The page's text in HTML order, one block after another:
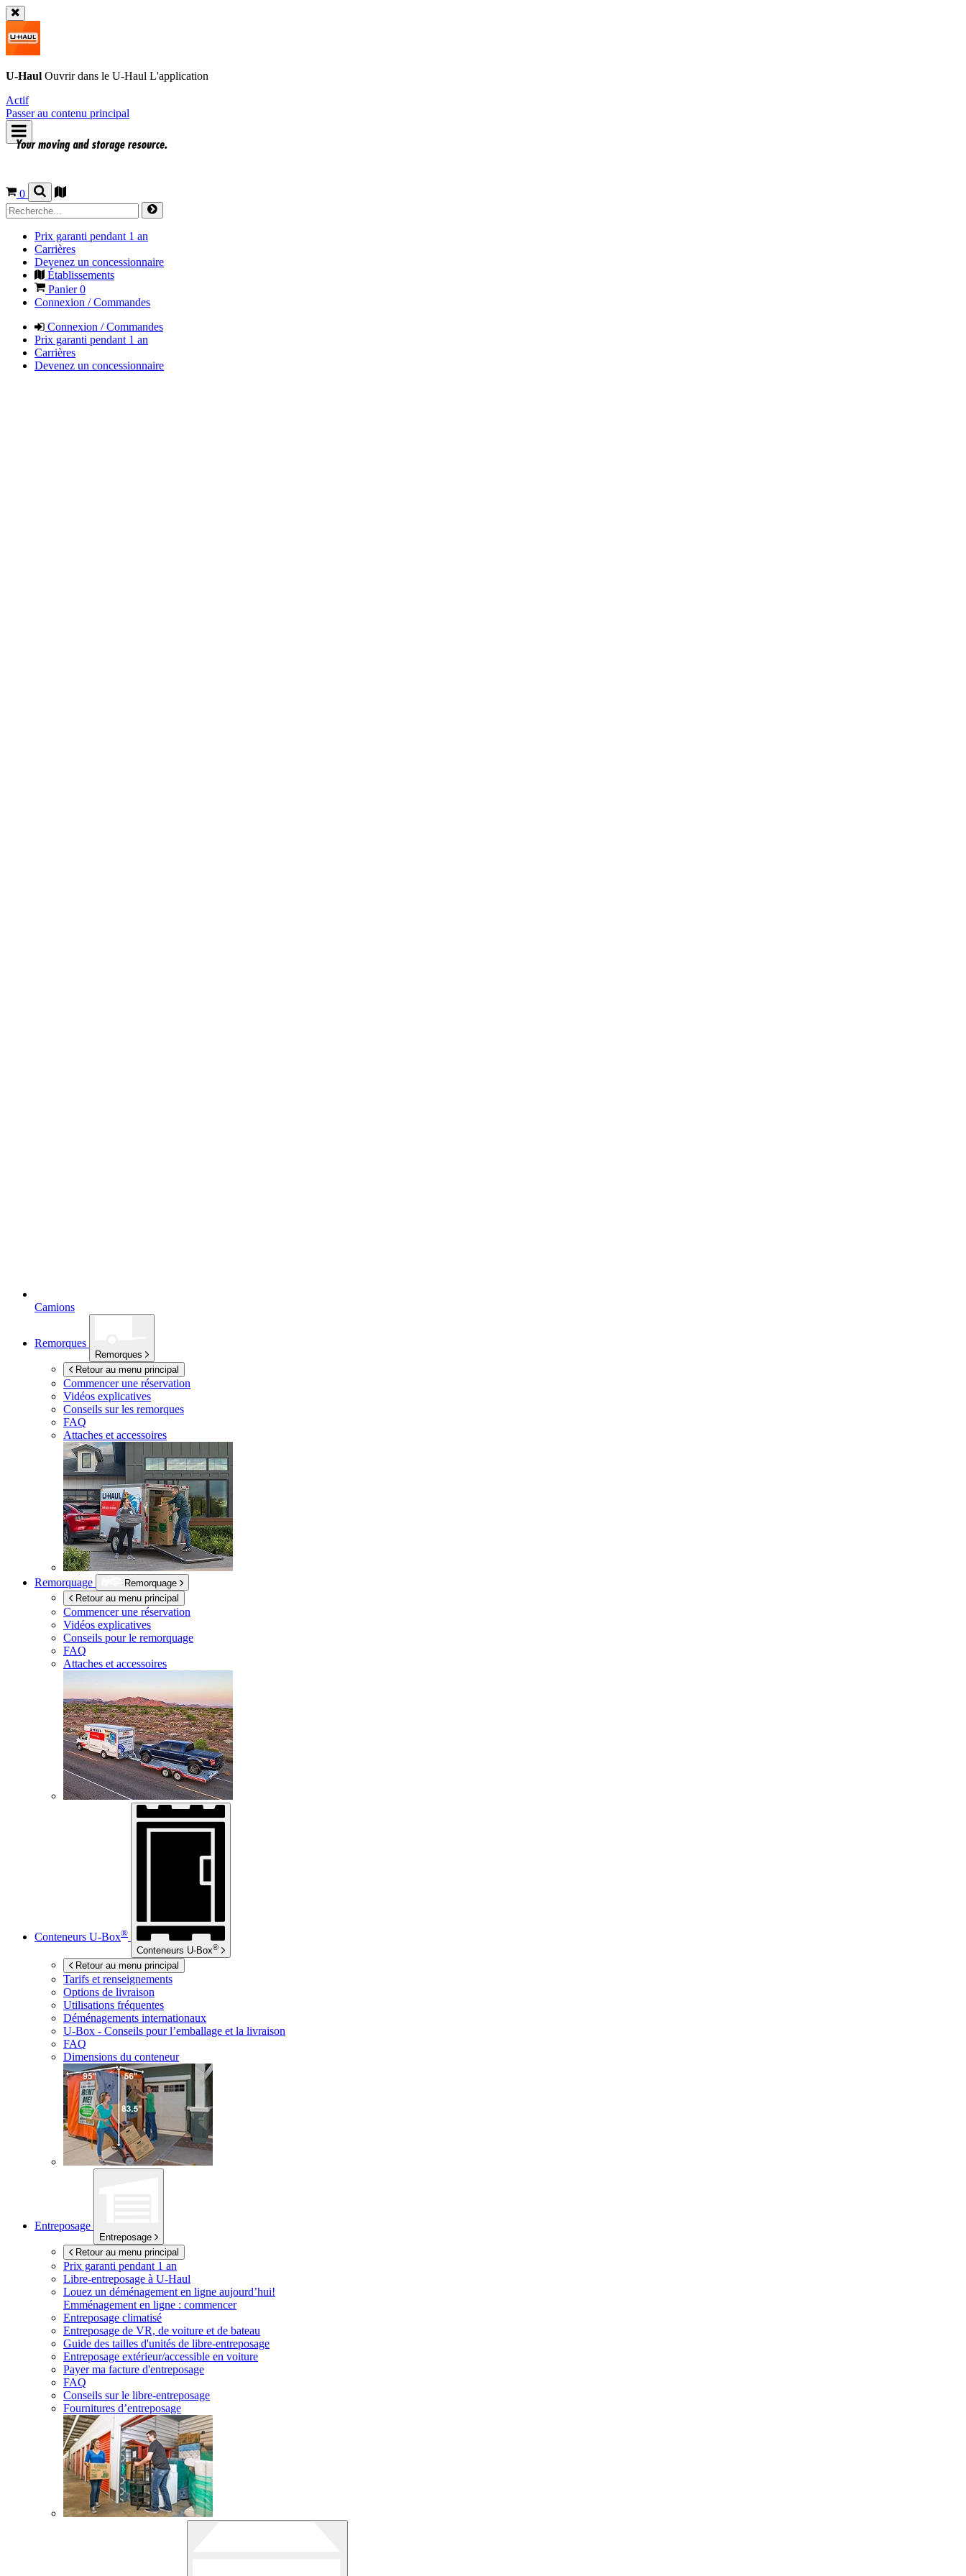
U-Haul Ouvrir dans le U-Haul L'application
Actif
Passer au contenu principal
0
Prix garanti pendant 1 an
Carrières
Devenez un concessionnaire
Établissements
Panier0
Connexion / Commandes
Connexion / Commandes
Prix garanti pendant 1 an
Carrières
Devenez un concessionnaire
Camions
Remorques
Remorques
Retour au menu principal
Commencer une réservation
Vidéos explicatives
Conseils sur les remorques
FAQ
Attaches et accessoires
Remorquage
Remorquage
Retour au menu principal
Commencer une réservation
Vidéos explicatives
Conseils pour le remorquage
FAQ
Attaches et accessoires
Conteneurs U-Box®
Conteneurs U-Box®
Retour au menu principal
Tarifs et renseignements
Options de livraison
Utilisations fréquentes
Déménagements internationaux
U-Box - Conseils pour l’emballage et la livraison
FAQ
Dimensions du conteneur
Entreposage
Entreposage
Retour au menu principal
Prix garanti pendant 1 an
Libre-entreposage à U-Haul
Louez un déménagement en ligne aujourd’hui!
Emménagement en ligne : commencer
Entreposage climatisé
Entreposage de VR, de voiture et de bateau
Guide des tailles d'unités de libre-entreposage
Entreposage extérieur/accessible en voiture
Payer ma facture d'entreposage
FAQ
Conseils sur le libre-entreposage
Fournitures d’entreposage